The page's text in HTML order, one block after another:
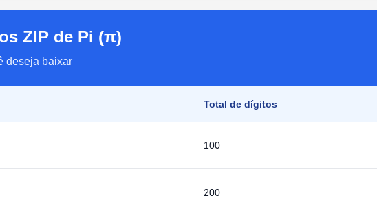
ZIP de Pi (π)
deseja baixar
Total de dígitos
100
200